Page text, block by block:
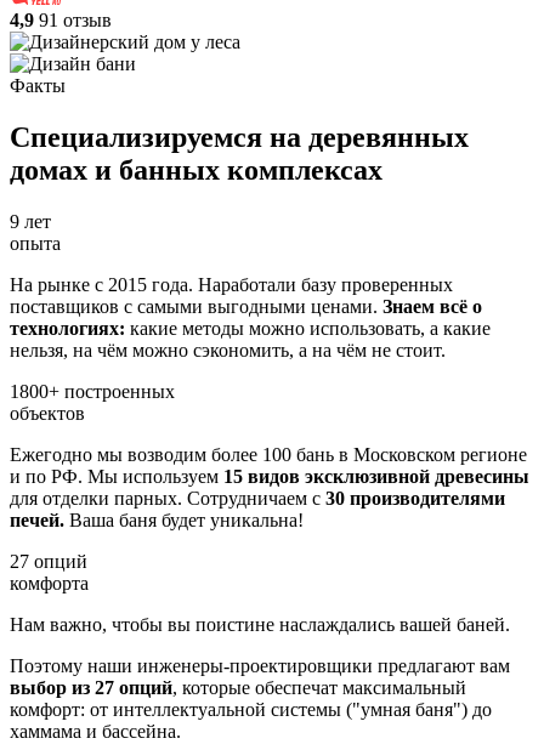
4,9 91 отзыв
Факты
Специализируемся на деревянных
домах и банных комплексах
9 лет
опыта
На рынке с 2015 года. Наработали базу проверенных
поставщиков с самыми выгодными ценами. Знаем всё о
технологиях: какие методы можно использовать, а какие
нельзя, на чём можно сэкономить, а на чём не стоит.
1800+ построенных
объектов
Ежегодно мы возводим более 100 бань в Московском регионе
и по РФ. Мы используем 15 видов эксклюзивной древесины
для отделки парных. Сотрудничаем с 30 производителями
печей. Ваша баня будет уникальна!
27 опций
комфорта
Нам важно, чтобы вы поистине наслаждались вашей баней.
Поэтому наши инженеры-проектировщики предлагают вам
выбор из 27 опций, которые обеспечат максимальный
комфорт: от интеллектуальной системы ("умная баня") до
хаммама и бассейна.